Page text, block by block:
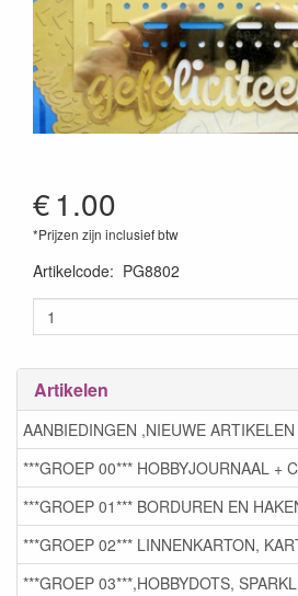
€1.00
*Prijzen zijn inclusief btw
Artikelcode: PG8802
Artikelen
AANBIEDINGEN ,NIEUWE ARTIKELEN
***GROEP 00*** HOBBYJOURNAAL +
***GROEP 01*** BORDUREN EN
***GROEP 02*** LINNENKARTON,
***GROEP 03***,HOBBYDOTS,